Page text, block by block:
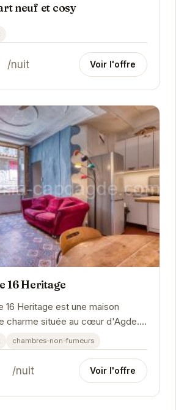
neuf et cosy
/nuit Voir l'offre
16 Heritage
16 Heritage est une maison
charme située au cœur d'Agde.
privilégié permet un accès
chambres-non-fumeurs
/nuit Voir l'offre